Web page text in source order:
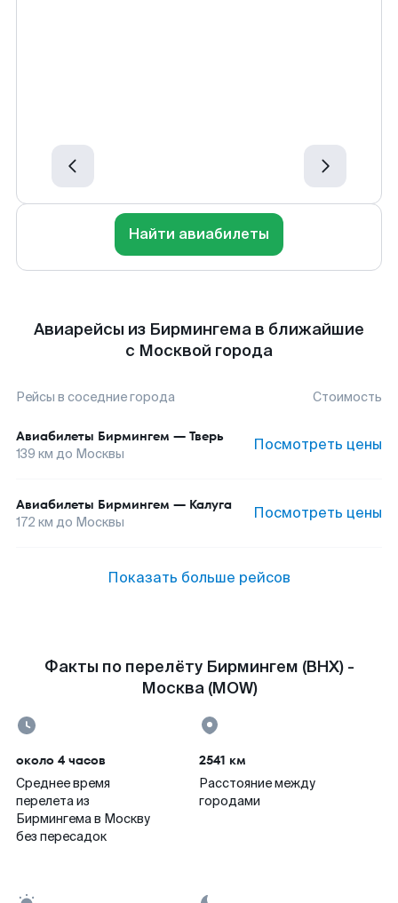
Найти авиабилеты
Авиарейсы из Бирмингема в ближайшие
с Москвой города
Рейсы в соседние города Стоимость
Авиабилеты Бирмингем — Тверь
139 км до Москвы Посмотреть цены
Авиабилеты Бирмингем — Калуга
172 км до Москвы Посмотреть цены
Показать больше рейсов
Факты по перелёту Бирмингем (BHX) -
Москва (MOW)
около 4 часов
Среднее время
перелета из
Бирмингема в Москву
без пересадок
2541 км
Расстояние между
городами